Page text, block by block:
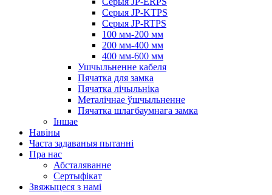
Серыя JP-KTPS
Серыя JP-RTPS
100 мм-200 мм
200 мм-400 мм
400 мм-600 мм
Ушчыльненне кабеля
Пячатка для замка
Пячатка лічыльніка
Металічнае ўшчыльненне
Пячатка шлагбаумнага замка
Іншае
Навіны
Часта задаваныя пытанні
Пра нас
Абсталяванне
Сертыфікат
Звяжыцеся з намі